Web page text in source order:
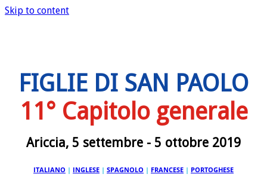
Skip to content
FIGLIE DI SAN PAOLO
11° Capitolo generale
Ariccia, 5 settembre - 5 ottobre 2019
ITALIANO | INGLESE | SPAGNOLO | FRANCESE | PORTOGHESE